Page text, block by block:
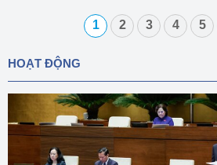
1 2 3 4 5
HOẠT ĐỘNG